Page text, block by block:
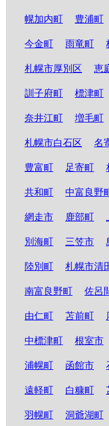
幌加内町 豊浦町
今金町 雨竜町
札幌市厚別区 恵
訓子府町 標津町
奈井江町 増毛町
札幌市白石区 名
豊富町 足寄町
共和町 中富良野
網走市 鹿部町
別海町 三笠市
陸別町 札幌市清
南富良野町 佐呂
由仁町 苫前町
中標津町 根室市
浦幌町 函館市
遠軽町 白糠町
羽幌町 洞爺湖町